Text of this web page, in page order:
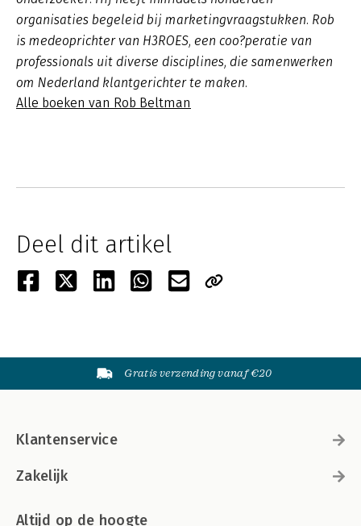
organisaties begeleid bij marketingvraagstukken. Rob
is medeoprichter van H3ROES, een coo?peratie van
professionals uit diverse disciplines, die samenwerken
om Nederland klantgerichter te maken.
Alle boeken van Rob Beltman
Deel dit artikel
Gratis verzending vanaf €20
Klantenservice
Zakelijk
Altijd op de hoogte